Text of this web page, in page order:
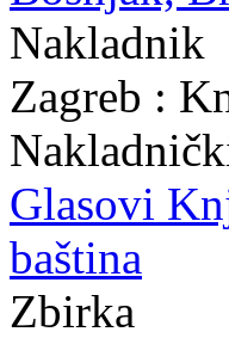
Nakladnik
Zagreb :
Glasovi
baština
Zbirka